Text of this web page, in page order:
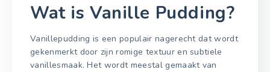
Wat is Vanille Pudding?
Vanillepudding is een populair nagerecht dat wordt
gekenmerkt door zijn romige textuur en subtiele
vanillesmaak. Het wordt meestal gemaakt van